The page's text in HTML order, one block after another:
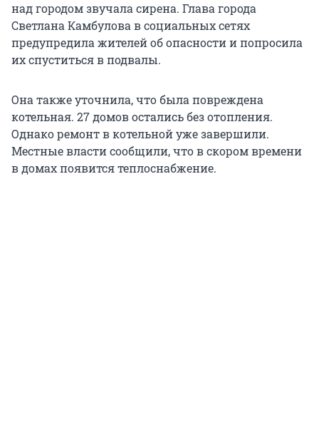
над городом звучала сирена. Глава города
Светлана Камбулова в социальных сетях
предупредила жителей об опасности и попросила
их спуститься в подвалы.
Она также уточнила, что была повреждена
котельная. 27 домов остались без отопления.
Однако ремонт в котельной уже завершили.
Местные власти сообщили, что в скором времени
в домах появится теплоснабжение.